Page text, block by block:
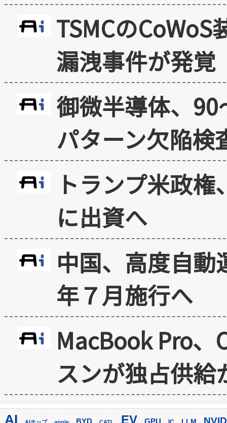
TSMCの
漏洩事件が発覚
御微半導体、
パターン欠陥検
トランプ米政
に出資へ
中国、高度自
年７月施行へ
MacBook Pro
スンが独占供給
AI EV